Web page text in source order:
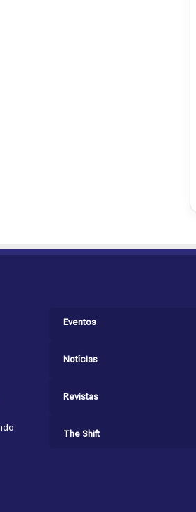
Eventos
Notícias
Revistas
The Shift